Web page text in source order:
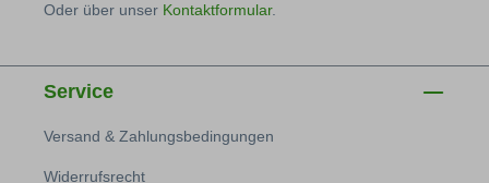
Oder über unser Kontaktformular.
Service
Versand & Zahlungsbedingungen
Widerrufsrecht